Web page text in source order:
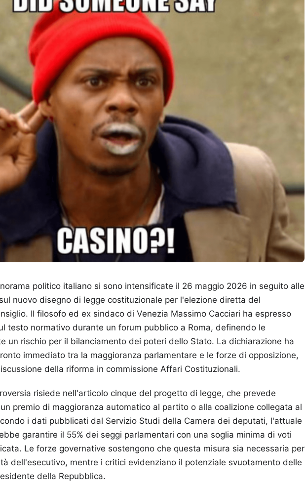
politico italiano si sono intensificate il 26 maggio 2026 in seguito alle
nuovo disegno di legge costituzionale per l'elezione diretta del
Il filosofo ed ex sindaco di Venezia Massimo Cacciari ha espresso
testo normativo durante un forum pubblico a Roma, definendo le
un rischio per il bilanciamento dei poteri dello Stato. La dichiarazione ha
immediato tra la maggioranza parlamentare e le forze di opposizione,
della riforma in commissione Affari Costituzionali.
risiede nell'articolo cinque del progetto di legge, che prevede
premio di maggioranza automatico al partito o alla coalizione collegata al
i dati pubblicati dal Servizio Studi della Camera dei deputati, l'attuale
garantire il 55% dei seggi parlamentari con una soglia minima di voti
Le forze governative sostengono che questa misura sia necessaria per
dell'esecutivo, mentre i critici evidenziano il potenziale svuotamento delle
della Repubblica.